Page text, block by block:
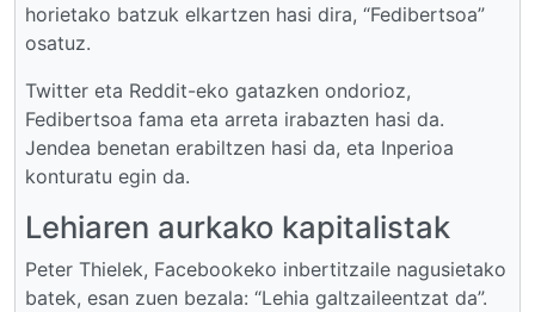
horietako batzuk elkartzen hasi dira, “Fedibertsoa”
osatuz.
Twitter eta Reddit-eko gatazken ondorioz,
Fedibertsoa fama eta arreta irabazten hasi da.
Jendea benetan erabiltzen hasi da, eta Inperioa
konturatu egin da.
Lehiaren aurkako kapitalistak
Peter Thielek, Facebookeko inbertitzaile nagusietako
batek, esan zuen bezala: “Lehia galtzaileentzat da”.